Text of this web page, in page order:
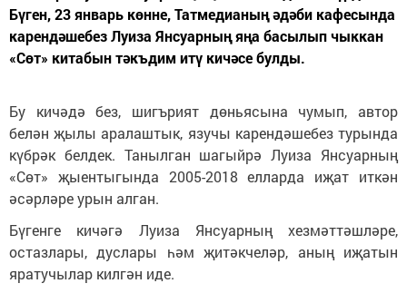
Бүген, 23 январь көнне, Татмедианың әдәби кафесында
карендәшебез Луиза Янсуарның яңа басылып чыккан
«Сөт» китабын тәкъдим итү кичәсе булды.
Бу кичәдә без, шигърият дөньясына чумып, автор
белән җылы аралаштык, язучы карендәшебез турында
күбрәк белдек. Танылган шагыйрә Луиза Янсуарның
«Сөт» җыентыгында 2005-2018 елларда иҗат иткән
әсәрләре урын алган.
Бүгенге кичәгә Луиза Янсуарның хезмәттәшләре,
остазлары, дуслары һәм җитәкчеләр, аның иҗатын
яратучылар килгән иде.